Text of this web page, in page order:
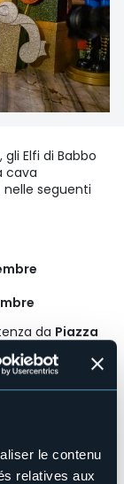
le contenu
relatives aux
Elfi di Babbo
cava
seguenti
da Piazza
(ultime